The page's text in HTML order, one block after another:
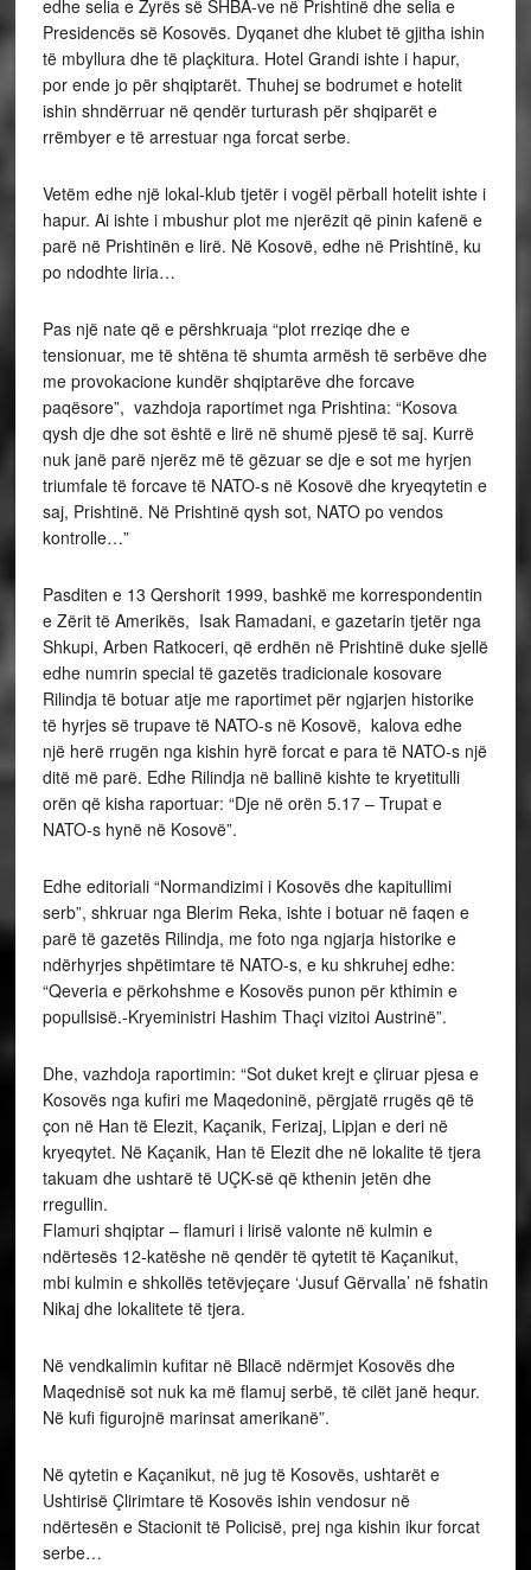
edhe selia e Zyrës së SHBA-ve në Prishtinë dhe selia e
Presidencës së Kosovës. Dyqanet dhe klubet të gjitha ishin
të mbyllura dhe të plaçkitura. Hotel Grandi ishte i hapur,
por ende jo për shqiptarët. Thuhej se bodrumet e hotelit
ishin shndërruar në qendër turturash për shqiparët e
rrëmbyer e të arrestuar nga forcat serbe.
Vetëm edhe një lokal-klub tjetër i vogël përball hotelit ishte i
hapur. Ai ishte i mbushur plot me njerëzit që pinin kafenë e
parë në Prishtinën e lirë. Në Kosovë, edhe në Prishtinë, ku
po ndodhte liria…
Pas një nate që e përshkruaja “plot rreziqe dhe e
tensionuar, me të shtëna të shumta armësh të serbëve dhe
me provokacione kundër shqiptarëve dhe forcave
paqësore”, vazhdoja raportimet nga Prishtina: “Kosova
qysh dje dhe sot është e lirë në shumë pjesë të saj. Kurrë
nuk janë parë njerëz më të gëzuar se dje e sot me hyrjen
triumfale të forcave të NATO-s në Kosovë dhe kryeqytetin e
saj, Prishtinë. Në Prishtinë qysh sot, NATO po vendos
kontrolle…”
Pasditen e 13 Qershorit 1999, bashkë me korrespondentin
e Zërit të Amerikës, Isak Ramadani, e gazetarin tjetër nga
Shkupi, Arben Ratkoceri, që erdhën në Prishtinë duke sjellë
edhe numrin special të gazetës tradicionale kosovare
Rilindja të botuar atje me raportimet për ngjarjen historike
të hyrjes së trupave të NATO-s në Kosovë, kalova edhe
një herë rrugën nga kishin hyrë forcat e para të NATO-s një
ditë më parë. Edhe Rilindja në ballinë kishte te kryetitulli
orën që kisha raportuar: “Dje në orën 5.17 – Trupat e
NATO-s hynë në Kosovë”.
Edhe editoriali “Normandizimi i Kosovës dhe kapitullimi
serb”, shkruar nga Blerim Reka, ishte i botuar në faqen e
parë të gazetës Rilindja, me foto nga ngjarja historike e
ndërhyrjes shpëtimtare të NATO-s, e ku shkruhej edhe:
“Qeveria e përkohshme e Kosovës punon për kthimin e
popullsisë.-Kryeministri Hashim Thaçi vizitoi Austrinë”.
Dhe, vazhdoja raportimin: “Sot duket krejt e çliruar pjesa e
Kosovës nga kufiri me Maqedoninë, përgjatë rrugës që të
çon në Han të Elezit, Kaçanik, Ferizaj, Lipjan e deri në
kryeqytet. Në Kaçanik, Han të Elezit dhe në lokalite të tjera
takuam dhe ushtarë të UÇK-së që kthenin jetën dhe
rregullin.
Flamuri shqiptar – flamuri i lirisë valonte në kulmin e
ndërtesës 12-katëshe në qendër të qytetit të Kaçanikut,
mbi kulmin e shkollës tetëvjeçare ‘Jusuf Gërvalla’ në fshatin
Nikaj dhe lokalitete të tjera.
Në vendkalimin kufitar në Bllacë ndërmjet Kosovës dhe
Maqednisë sot nuk ka më flamuj serbë, të cilët janë hequr.
Në kufi figurojnë marinsat amerikanë”.
Në qytetin e Kaçanikut, në jug të Kosovës, ushtarët e
Ushtirisë Çlirimtare të Kosovës ishin vendosur në
ndërtesën e Stacionit të Policisë, prej nga kishin ikur forcat
serbe…